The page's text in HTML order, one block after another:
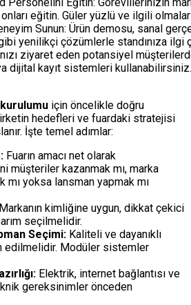
için öncelikle doğru
hedefleri ve fuardaki stratejisi
İşte temel adımlar:
Fuarın amacı net olarak
müşteriler kazanmak mı, marka
mı yoksa lansman yapmak mı
Markanın kimliğine uygun, dikkat çekici
seçilmelidir.
Seçimi: Kaliteli ve dayanıklı
edilmelidir. Modüler sistemler
Elektrik, internet bağlantısı ve
gereksinimler önceden